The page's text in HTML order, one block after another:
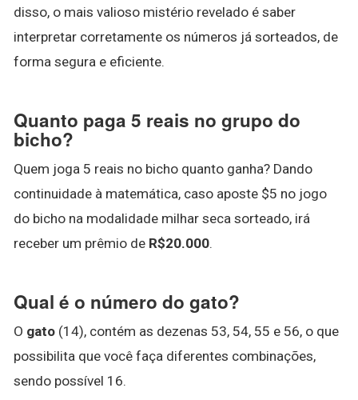
disso, o mais valioso mistério revelado é saber
interpretar corretamente os números já sorteados, de
forma segura e eficiente.
Quanto paga 5 reais no grupo do
bicho?
Quem joga 5 reais no bicho quanto ganha? Dando
continuidade à matemática, caso aposte $5 no jogo
do bicho na modalidade milhar seca sorteado, irá
receber um prêmio de R$20.000.
Qual é o número do gato?
O gato (14), contém as dezenas 53, 54, 55 e 56, o que
possibilita que você faça diferentes combinações,
sendo possível 16.